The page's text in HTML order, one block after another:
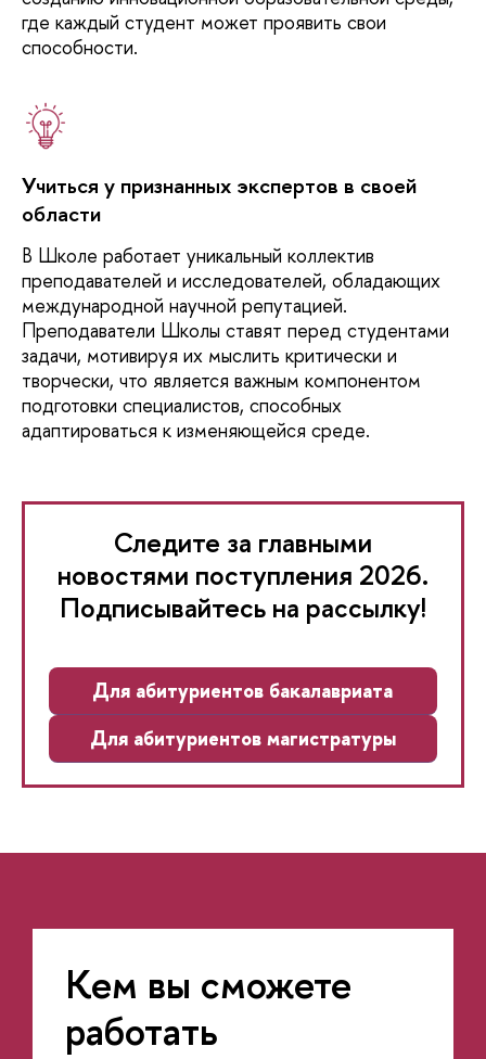
где каждый студент может проявить свои
способности.
Учиться у признанных экспертов в своей
области
В Школе работает уникальный коллектив
преподавателей и исследователей, обладающих
международной научной репутацией.
Преподаватели Школы ставят перед студентами
задачи, мотивируя их мыслить критически и
творчески, что является важным компонентом
подготовки специалистов, способных
адаптироваться к изменяющейся среде.
Следите за главными
новостями поступления 2026.
Подписывайтесь на рассылку!
Для абитуриентов бакалавриата
Для абитуриентов магистратуры
Кем вы сможете
работать